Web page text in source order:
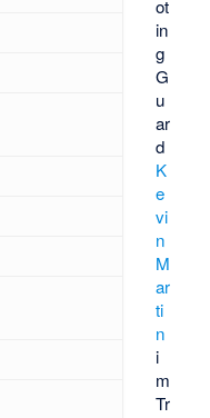
ot
in
g
G
u
ar
d
K
e
vi
n
M
ar
ti
n
i
m
Tr